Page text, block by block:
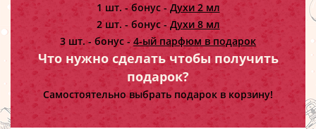
1 шт. - бонус - Духи 2 мл
2 шт. - бонус -Духи 8 мл
3 шт. - бонус - 4-ый парфюм в подарок
Что нужно сделать чтобы получить
подарок?
Самостоятельно выбрать подарок в корзину!